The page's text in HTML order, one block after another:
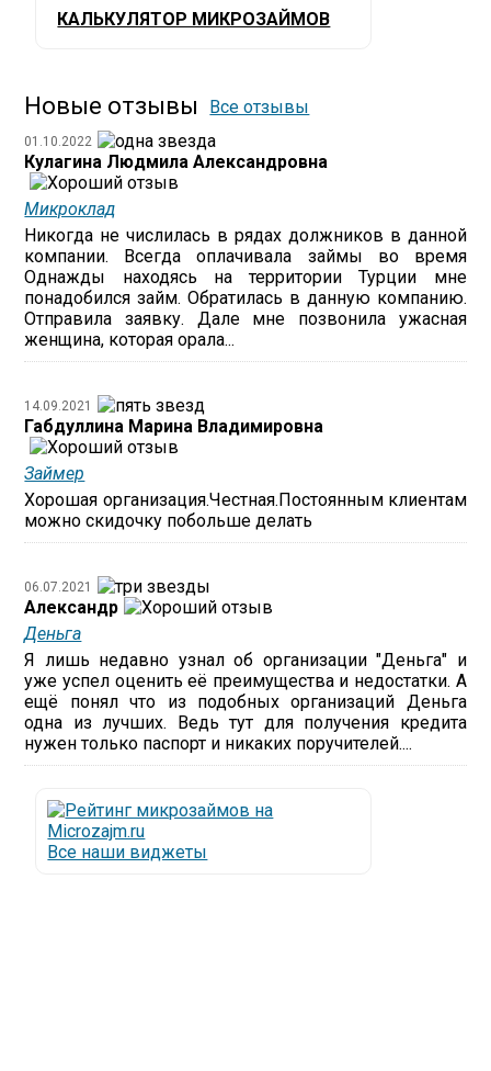
КАЛЬКУЛЯТОР МИКРОЗАЙМОВ
Новые отзывы Все отзывы
01.10.2022
Кулагина Людмила Александровна
Микроклад
Никогда не числилась в рядах должников в данной
компании. Всегда оплачивала займы во время
Однажды находясь на территории Турции мне
понадобился займ. Обратилась в данную компанию.
Отправила заявку. Дале мне позвонила ужасная
женщина, которая орала...
14.09.2021
Габдуллина Марина Владимировна
Займер
Хорошая организация.Честная.Постоянным клиентам
можно скидочку побольше делать
06.07.2021
Александр
Деньга
Я лишь недавно узнал об организации "Деньга" и
уже успел оценить её преимущества и недостатки. А
ещё понял что из подобных организаций Деньга
одна из лучших. Ведь тут для получения кредита
нужен только паспорт и никаких поручителей....
Все наши виджеты